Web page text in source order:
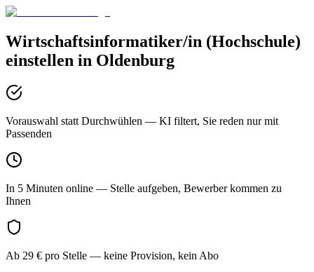
Wirtschaftsinformatiker/in (Hochschule)
einstellen in Oldenburg
Vorauswahl statt Durchwühlen — KI filtert, Sie reden nur mit
Passenden
In 5 Minuten online — Stelle aufgeben, Bewerber kommen zu
Ihnen
Ab 29 € pro Stelle — keine Provision, kein Abo